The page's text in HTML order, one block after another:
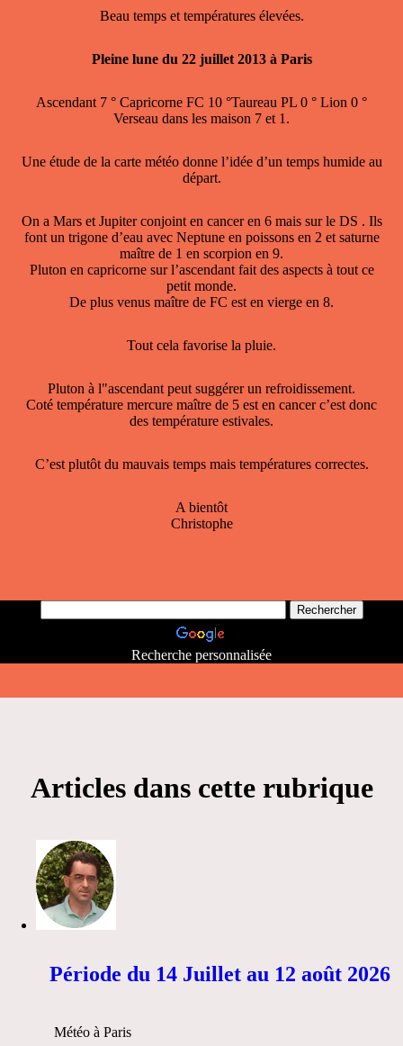
Beau temps et températures élevées.
Pleine lune du 22 juillet 2013 à Paris
Ascendant 7 ° Capricorne FC 10 °Taureau PL 0 ° Lion 0 °
Verseau dans les maison 7 et 1.
Une étude de la carte météo donne l’idée d’un temps humide au
départ.
On a Mars et Jupiter conjoint en cancer en 6 mais sur le DS . Ils
font un trigone d’eau avec Neptune en poissons en 2 et saturne
maître de 1 en scorpion en 9.
Pluton en capricorne sur l’ascendant fait des aspects à tout ce
petit monde.
De plus venus maître de FC est en vierge en 8.
Tout cela favorise la pluie.
Pluton à l"ascendant peut suggérer un refroidissement.
Coté température mercure maître de 5 est en cancer c’est donc
des température estivales.
C’est plutôt du mauvais temps mais températures correctes.
A bientôt
Christophe
Recherche personnalisée
Articles dans cette rubrique
Période du 14 Juillet au 12 août 2026
Météo à Paris